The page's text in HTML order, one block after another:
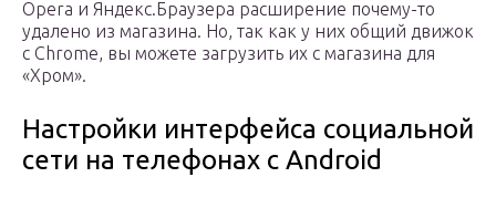
Opera и Яндекс.Браузера расширение почему-то
удалено из магазина. Но, так как у них общий движок
с Chrome, вы можете загрузить их с магазина для
«Хром».
Настройки интерфейса социальной
сети на телефонах с Android